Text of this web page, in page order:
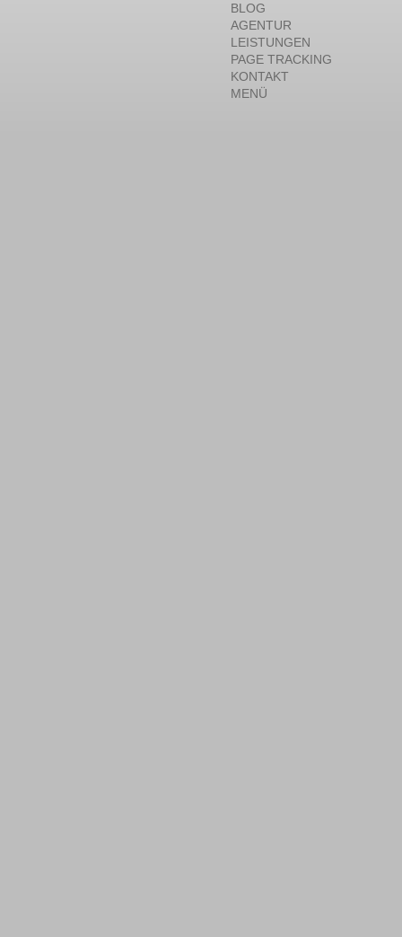
BLOG
AGENTUR
LEISTUNGEN
PAGE TRACKING
KONTAKT
MENÜ